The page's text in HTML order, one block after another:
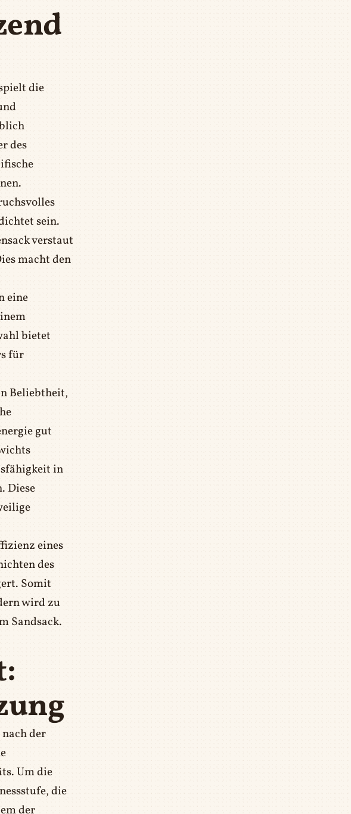
die
des
sein.
verstaut
macht den
eine
bietet
für
Beliebtheit,
gut
in
Diese
eines
des
Somit
wird zu
Sandsack.
der
Um die
die
der